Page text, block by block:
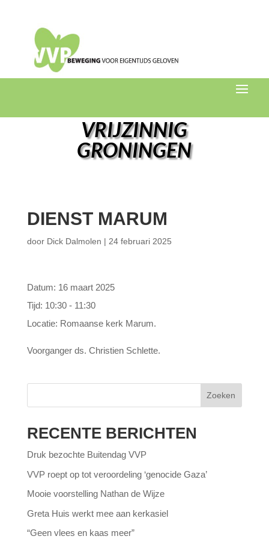
VRIJZINNIG
GRONINGEN
DIENST MARUM
door Dick Dalmolen | 24 februari 2025
Datum: 16 maart 2025
Tijd: 10:30 - 11:30
Locatie: Romaanse kerk Marum.
Voorganger ds. Christien Schlette.
Zoeken
RECENTE BERICHTEN
Druk bezochte Buitendag VVP
VVP roept op tot veroordeling ‘genocide Gaza’
Mooie voorstelling Nathan de Wijze
Greta Huis werkt mee aan kerkasiel
“Geen vlees en kaas meer”